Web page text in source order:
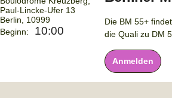
Paul-Lincke-Ufer 13
Berlin
10999
Beginn:
10:00
Die BM 55+
die Quali zu DM
Anmelden